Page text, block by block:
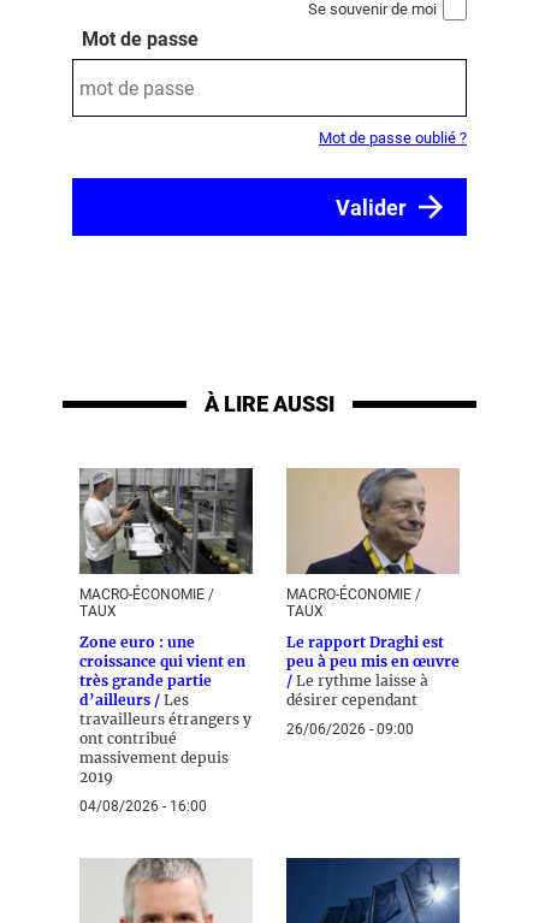
Se souvenir de moi
Mot de passe
Mot de passe oublié ?
À LIRE AUSSI
MACRO-ÉCONOMIE /
TAUX
Zone euro : une
croissance qui vient en
très grande partie
d’ailleurs / Les
travailleurs étrangers y
ont contribué
massivement depuis
2019
04/08/2026 - 16:00
MACRO-ÉCONOMIE /
TAUX
Le rapport Draghi est
peu à peu mis en œuvre
/ Le rythme laisse à
désirer cependant
26/06/2026 - 09:00